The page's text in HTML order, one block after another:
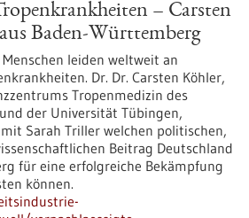
– Carsten
Baden-Württemberg
leiden weltweit an
Dr. Dr. Carsten Köhler,
Tropenmedizin des
der Universität Tübingen,
Sarah Triller welchen politischen,
Beitrag Deutschland
für eine erfolgreiche Bekämpfung
können.